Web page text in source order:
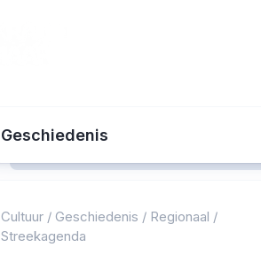
Geschiedenis
Cultuur / Geschiedenis / Regionaal /
Streekagenda